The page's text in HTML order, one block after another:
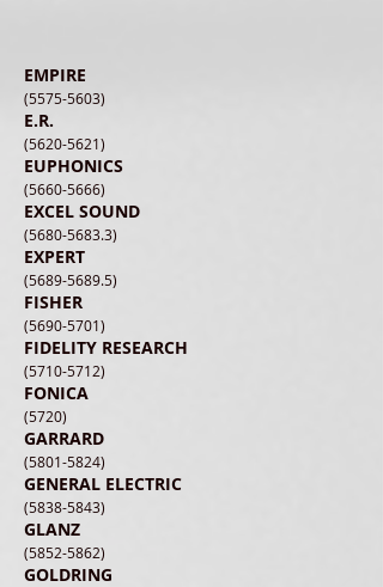
EMPIRE
(5575-5603)
E.R.
(5620-5621)
EUPHONICS
(5660-5666)
EXCEL SOUND
(5680-5683.3)
EXPERT
(5689-5689.5)
FISHER
(5690-5701)
FIDELITY RESEARCH
(5710-5712)
FONICA
(5720)
GARRARD
(5801-5824)
GENERAL ELECTRIC
(5838-5843)
GLANZ
(5852-5862)
GOLDRING